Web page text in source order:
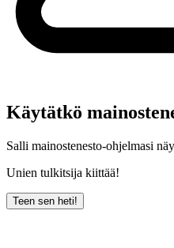
Käytätkö
Salli mainostenesto-ohjelmasi
Unien tulkitsija kiittää!
Teen sen heti!